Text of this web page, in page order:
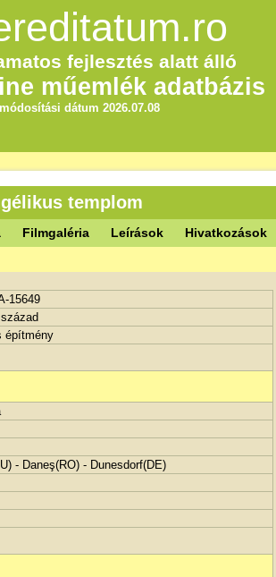
fejlesztés alatt álló
műemlék adatbázis
dátum 2026.07.08
templom
Filmgaléria Leírások Hivatkozások
15649
építmény
- Daneş(RO) - Dunesdorf(DE)